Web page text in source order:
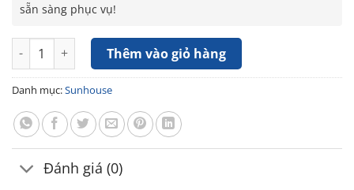
sẵn sàng phục vụ!
Máy xay sinh tố đa năng Sunhouse SHD5330R số lượng
Thêm vào giỏ hàng
Danh mục:Sunhouse
Đánh giá (0)